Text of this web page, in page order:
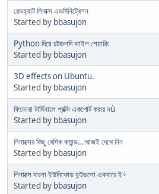
রেডহ্যাট লিনাক্স এডমিনিট্রেশন
Started by bbasujon
Python দিয়ে চটজলদি ফাইল শেয়ারিং
Started by bbasujon
3D effects on Ubuntu.
Started by bbasujon
ফিডোরা টার্মিনালে প্রক্সি একপোর্ট করার নù
Started by bbasujon
লিনাক্সের কিছু বেসিক কমান্ড…আজই দেখে নিন
Started by bbasujon
লিনাক্সে বাংলা ইউনিকোড ফন্টগুলো একবারে ই÷
Started by bbasujon